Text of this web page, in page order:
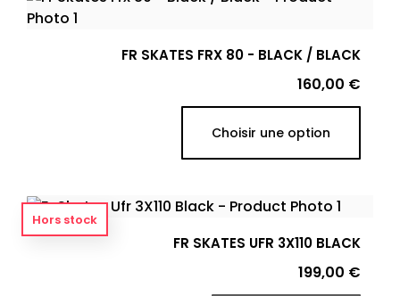
FR SKATES FRX 80 - BLACK / BLACK
Prix
160,00 €
Choisir une option
FR SKATES UFR 3X110 BLACK
Prix
199,00 €
Hors stock